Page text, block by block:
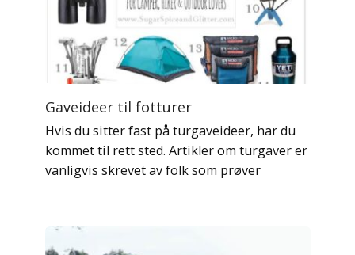
Gaveideer til fotturer
Hvis du sitter fast på turgaveideer, har du
kommet til rett sted. Artikler om turgaver er
vanligvis skrevet av folk som prøver